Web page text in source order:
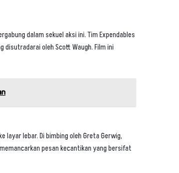
dalam sekuel aksi ini. Tim Expendables
disutradarai oleh Scott Waugh. Film ini
layar lebar. Di bimbing oleh Greta Gerwig,
pesan kecantikan yang bersifat